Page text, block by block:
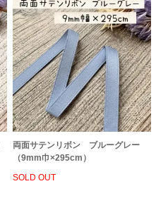
両面サテンリボン ブルーグレー
（9mm巾×295cm）
SOLD OUT